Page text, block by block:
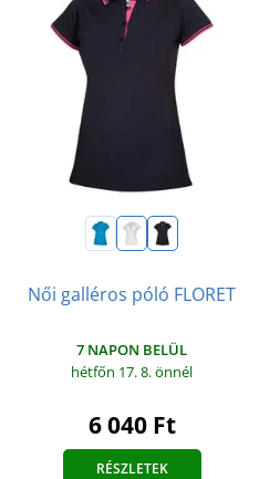
Női galléros póló FLORET
7 NAPON BELÜL
hétfőn 17. 8.önnél
6 040 Ft
RÉSZLETEK